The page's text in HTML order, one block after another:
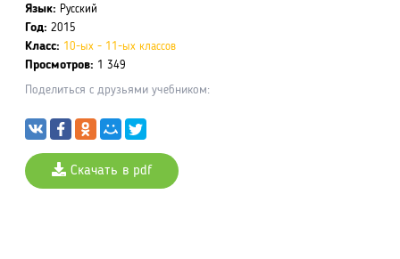
Язык: Русский
Год: 2015
Класс: 10-ых - 11-ых классов
Просмотров: 1 349
Поделиться с друзьями учебником:
Скачать в pdf